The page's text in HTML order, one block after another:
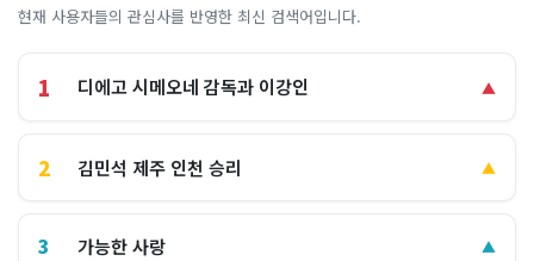
현재 사용자들의 관심사를 반영한 최신 검색어입니다.
1 디에고 시메오네 감독과 이강인 ▲
2 김민석 제주 인천 승리 ▲
3 가능한 사랑 ▲